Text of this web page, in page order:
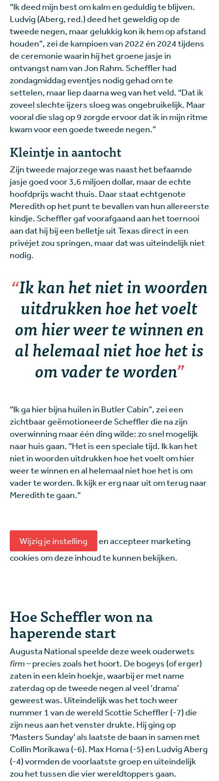
“Ik deed mijn best om kalm en geduldig te blijven.
Ludvig (Aberg, red.) deed het geweldig op de
tweede negen, maar gelukkig kon ik hem op afstand
houden”, zei de kampioen van 2022 én 2024 tijdens
de ceremonie waarin hij het groene jasje in
ontvangst nam van Jon Rahm. Scheffler had
zondagmiddag eventjes nodig gehad om te
settelen, maar liep daarna weg van het veld. “Dat ik
zoveel slechte ijzers sloeg was ongebruikelijk. Maar
vooral die slag op 9 zorgde ervoor dat ik in mijn ritme
kwam voor een goede tweede negen.”
Kleintje in aantocht
Zijn tweede majorzege was naast het befaamde
jasje goed voor 3,6 miljoen dollar, maar de echte
hoofdprijs wacht thuis. Daar staat echtgenote
Meredith op het punt te bevallen van hun allereerste
kindje. Scheffler gaf voorafgaand aan het toernooi
aan dat hij bij een belletje uit Texas direct in een
privéjet zou springen, maar dat was uiteindelijk niet
nodig.
Ik kan het niet in woorden
uitdrukken hoe het voelt
om hier weer te winnen en
al helemaal niet hoe het is
om vader te worden
“Ik ga hier bijna huilen in Butler Cabin”, zei een
zichtbaar geëmotioneerde Scheffler die na zijn
overwinning maar één ding wilde: zo snel mogelijk
naar huis gaan. “Het is een speciale tijd. Ik kan het
niet in woorden uitdrukken hoe het voelt om hier
weer te winnen en al helemaal niet hoe het is om
vader te worden. Ik kijk er erg naar uit om terug naar
Meredith te gaan.”
Wijzig je instelling
en accepteer marketing
cookies om deze inhoud te kunnen bekijken.
Hoe Scheffler won na
haperende start
Augusta National speelde deze week ouderwets
firm– precies zoals het hoort. De bogeys (of erger)
zaten in een klein hoekje, waarbij er met name
zaterdag op de tweede negen al veel ‘drama’
geweest was. Uiteindelijk was het toch weer
nummer 1 van de wereld Scottie Scheffler (-7) die
zijn neus aan het venster drukte. Hij ging op
‘Masters Sunday’ als laatste de baan in samen met
Collin Morikawa (-6). Max Homa (-5) en Ludvig Aberg
(-4) vormden de voorlaatste groep en uiteindelijk
zou het tussen die vier wereldtoppers gaan.